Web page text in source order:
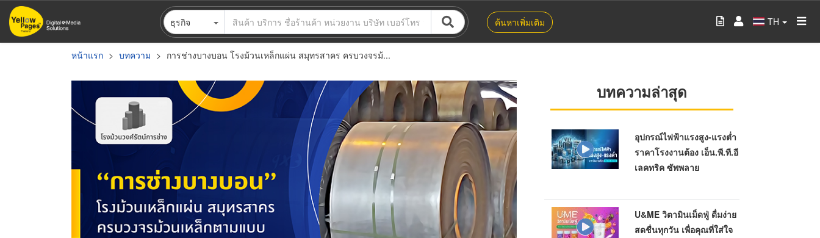
ข้าม
ไป
ธุรกิจ ค้นหาเพิ่มเติม TH
หน้าแรก บทความ การช่างบางบอน โรงม้วนเหล็กแผ่น สมุทรสาคร ครบวงจรม้...
บทความล่าสุด
อุปกรณ์ไฟฟ้าแรงสูง-แรงต่ำ
ราคาโรงงานต้อง เอ็น.พี.ที.อี
เลคทริค ซัพพลาย
U&ME วิตามินเม็ดฟู่ ดื่มง่าย
สดชื่นทุกวัน เพื่อคุณที่ใส่ใจ